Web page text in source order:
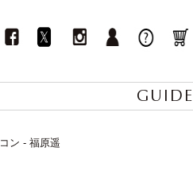
GUIDE
ン - 福原遥